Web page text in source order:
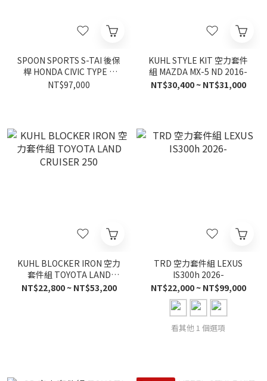
SPOON SPORTS S-TAI 後保
桿 HONDA CIVIC TYPE R
FL5
NT$97,000
KUHL STYLE KIT 空力套件
組 MAZDA MX-5 ND 2016-
NT$30,400 ~ NT$31,000
KUHL BLOCKER IRON 空力
套件組 TOYOTA LAND
CRUISER 250
NT$22,800 ~ NT$53,200
TRD 空力套件組 LEXUS
IS300h 2026-
NT$22,000 ~ NT$99,000
看其他 1 個選項